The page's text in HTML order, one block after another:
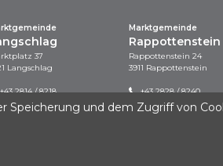
37
Langschlag
+43 2814 / 8218
gemeinde@langschlag.gv.at
www.langschlag.at
Marktgemeinde
Rappottenstein
Rappottenstein 24
3911 Rappottenstein
+43 2828 / 8240
KLAR! KlimawandelAnpassungsModellRegionen
Speicherung und dem Zugriff von